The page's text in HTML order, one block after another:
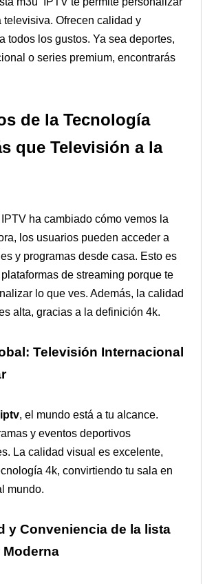
televisiva. Ofrecen calidad y
todos los gustos. Ya sea deportes,
o series premium, encontrarás
de la Tecnología
que Televisión a la
ha cambiado cómo vemos la
los usuarios pueden acceder a
y programas desde casa. Esto es
de streaming porque te
lo que ves. Además, la calidad
alta, gracias a la definición 4k.
Televisión Internacional
, el mundo está a tu alcance.
y eventos deportivos
La calidad visual es excelente,
4k, convirtiendo tu sala en
mundo.
y Conveniencia de la lista